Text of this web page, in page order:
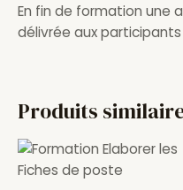
En fin de formation une
délivrée aux participants
Produits